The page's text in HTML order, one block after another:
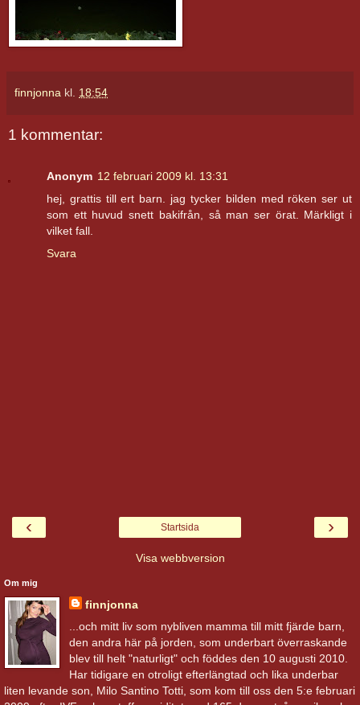
finnjonna kl. 18:54
1 kommentar:
Anonym 12 februari 2009 kl. 13:31
hej, grattis till ert barn. jag tycker bilden med röken ser ut
som ett huvud snett bakifrån, så man ser örat. Märkligt i
vilket fall.
Svara
‹ ›
Startsida
Visa webbversion
Om mig
finnjonna
...och mitt liv som nybliven mamma till mitt fjärde barn,
den andra här på jorden, som underbart överraskande
blev till helt "naturligt" och föddes den 10 augusti 2010.
Har tidigare en otroligt efterlängtad och lika underbar
liten levande son, Milo Santino Totti, som kom till oss den 5:e februari